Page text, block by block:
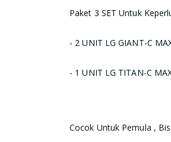
Paket 3 SET Untuk
- 2 UNIT LG GIANT-C
- 1 UNIT LG TITAN-C
Cocok Untuk Pemula ,